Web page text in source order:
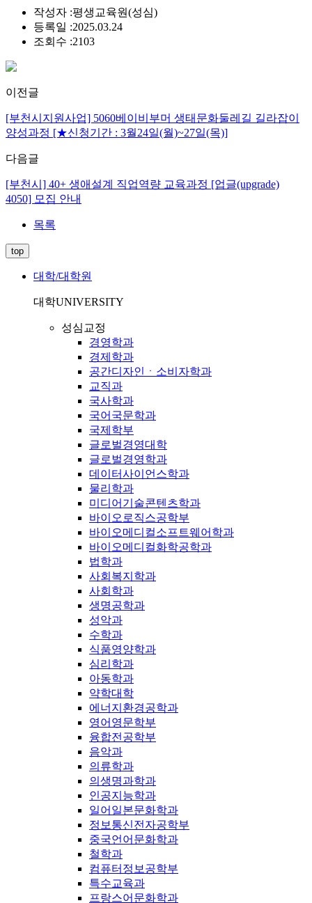
작성자 :평생교육원(성심)
등록일 :2025.03.24
조회수 :2103
이전글
[부천시지원사업] 5060베이비부머 생태문화둘레길 길라잡이
양성과정 [★신청기간 : 3월24일(월)~27일(목)]
다음글
[부천시] 40+ 생애설계 직업역량 교육과정 [업글(upgrade)
4050] 모집 안내
목록
top
대학/대학원
대학UNIVERSITY
성심교정
경영학과
경제학과
공간디자인ㆍ소비자학과
교직과
국사학과
국어국문학과
국제학부
글로벌경영대학
글로벌경영학과
데이터사이언스학과
물리학과
미디어기술콘텐츠학과
바이오로직스공학부
바이오메디컬소프트웨어학과
바이오메디컬화학공학과
법학과
사회복지학과
사회학과
생명공학과
성악과
수학과
식품영양학과
심리학과
아동학과
약학대학
에너지환경공학과
영어영문학부
융합전공학부
음악과
의류학과
의생명과학과
인공지능학과
일어일본문화학과
정보통신전자공학부
중국언어문화학과
철학과
컴퓨터정보공학부
특수교육과
프랑스어문화학과